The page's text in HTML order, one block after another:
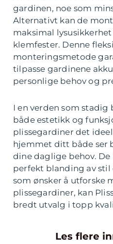
gardinen, noe som
Alternativt kan de
maksimal
klemfester. Denne
monteringsmetode
tilpasse gardinene
personlige behov og
I en verden som
både estetikk og
plissegardiner det
hjemmet ditt både ser
dine daglige behov. De
perfekt blanding av
som ønsker å utforske
plissegardiner, kan
bredt utvalg i topp
Les flere